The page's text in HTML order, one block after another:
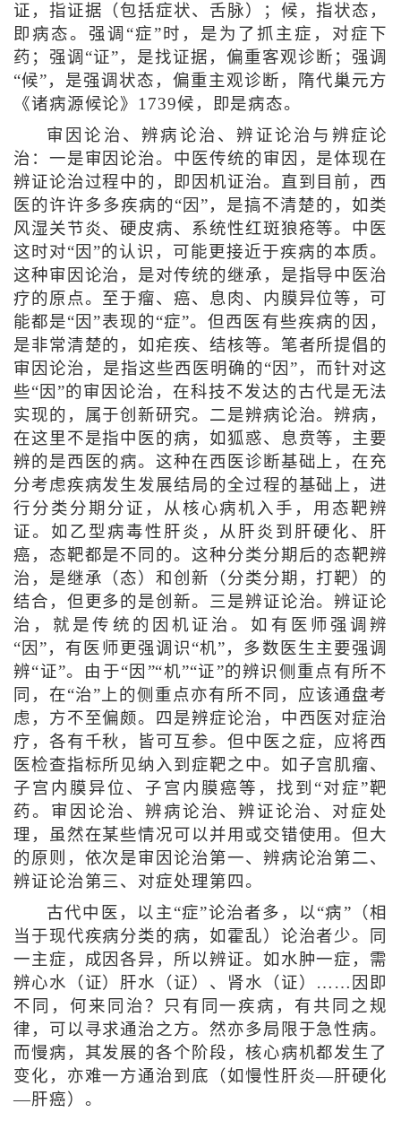
证，指证据（包括症状、舌脉）；候，指状态，
即病态。强调“症”时，是为了抓主症，对症下
药；强调“证”，是找证据，偏重客观诊断；强调
“候”，是强调状态，偏重主观诊断，隋代巢元方
《诸病源候论》1739候，即是病态。
审因论治、辨病论治、辨证论治与辨症论
治：一是审因论治。中医传统的审因，是体现在
辨证论治过程中的，即因机证治。直到目前，西
医的许许多多疾病的“因”，是搞不清楚的，如类
风湿关节炎、硬皮病、系统性红斑狼疮等。中医
这时对“因”的认识，可能更接近于疾病的本质。
这种审因论治，是对传统的继承，是指导中医治
疗的原点。至于瘤、癌、息肉、内膜异位等，可
能都是“因”表现的“症”。但西医有些疾病的因，
是非常清楚的，如疟疾、结核等。笔者所提倡的
审因论治，是指这些西医明确的“因”，而针对这
些“因”的审因论治，在科技不发达的古代是无法
实现的，属于创新研究。二是辨病论治。辨病，
在这里不是指中医的病，如狐惑、息贲等，主要
辨的是西医的病。这种在西医诊断基础上，在充
分考虑疾病发生发展结局的全过程的基础上，进
行分类分期分证，从核心病机入手，用态靶辨
证。如乙型病毒性肝炎，从肝炎到肝硬化、肝
癌，态靶都是不同的。这种分类分期后的态靶辨
治，是继承（态）和创新（分类分期，打靶）的
结合，但更多的是创新。三是辨证论治。辨证论
治，就是传统的因机证治。如有医师强调辨
“因”，有医师更强调识“机”，多数医生主要强调
辨“证”。由于“因”“机”“证”的辨识侧重点有所不
同，在“治”上的侧重点亦有所不同，应该通盘考
虑，方不至偏颇。四是辨症论治，中西医对症治
疗，各有千秋，皆可互参。但中医之症，应将西
医检查指标所见纳入到症靶之中。如子宫肌瘤、
子宫内膜异位、子宫内膜癌等，找到“对症”靶
药。审因论治、辨病论治、辨证论治、对症处
理，虽然在某些情况可以并用或交错使用。但大
的原则，依次是审因论治第一、辨病论治第二、
辨证论治第三、对症处理第四。
古代中医，以主“症”论治者多，以“病”（相
当于现代疾病分类的病，如霍乱）论治者少。同
一主症，成因各异，所以辨证。如水肿一症，需
辨心水（证）肝水（证）、肾水（证）……因即
不同，何来同治？只有同一疾病，有共同之规
律，可以寻求通治之方。然亦多局限于急性病。
而慢病，其发展的各个阶段，核心病机都发生了
变化，亦难一方通治到底（如慢性肝炎—肝硬化
—肝癌）。